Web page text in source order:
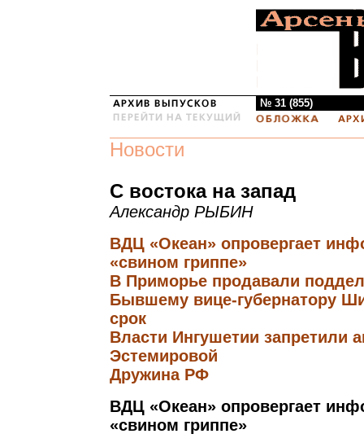
№ 31 (855)
Новости
С востока на запад
Александр РЫБИН
ВДЦ «Океан» опровергает
«свином гриппе»
В Приморье продавали
Бывшему вице-губернатору
срок
Власти Ингушетии запретили
Эстемировой
Дружина РФ
ВДЦ «Океан» опровергает
«свином гриппе»